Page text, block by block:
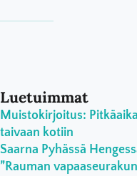
Luetuimmat
Muistokirjoitus:
taivaan kotiin
Saarna Pyhässä
”Rauman